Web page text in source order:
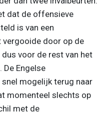
dat de offensieve
is van een
door op de
voor de rest van het
De Engelse
mogelijk terug naar
momenteel slechts op
met de